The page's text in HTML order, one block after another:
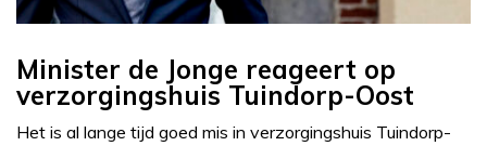
Minister de Jonge reageert op
verzorgingshuis Tuindorp-Oost
Het is al lange tijd goed mis in verzorgingshuis Tuindorp-